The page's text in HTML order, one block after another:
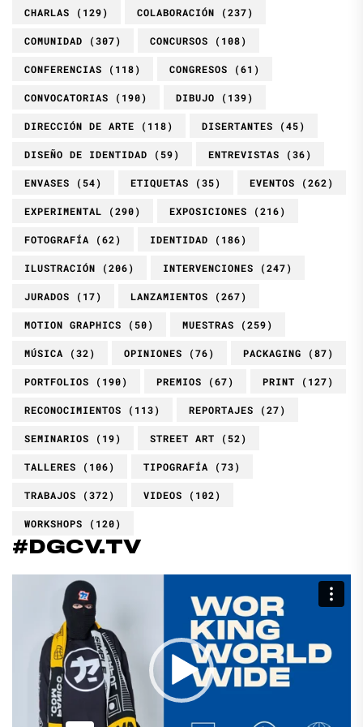
CHARLAS (129) COLABORACIÓN (237)
COMUNIDAD (307) CONCURSOS (108)
CONFERENCIAS (118) CONGRESOS (61)
CONVOCATORIAS (190) DIBUJO (139)
DIRECCIÓN DE ARTE (118) DISERTANTES (45)
DISEÑO DE IDENTIDAD (59) ENTREVISTAS (36)
ENVASES (54) ETIQUETAS (35) EVENTOS (262)
EXPERIMENTAL (290) EXPOSICIONES (216)
FOTOGRAFÍA (62) IDENTIDAD (186)
ILUSTRACIÓN (206) INTERVENCIONES (247)
JURADOS (17) LANZAMIENTOS (267)
MOTION GRAPHICS (50) MUESTRAS (259)
MÚSICA (32) OPINIONES (76) PACKAGING (87)
PORTFOLIOS (190) PREMIOS (67) PRINT (127)
RECONOCIMIENTOS (113) REPORTAJES (27)
SEMINARIOS (19) STREET ART (52)
TALLERES (106) TIPOGRAFÍA (73)
TRABAJOS (372) VIDEOS (102)
WORKSHOPS (120)
#DGCV.TV
Reproductor